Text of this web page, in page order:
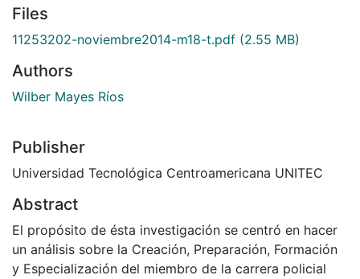
Files
11253202-noviembre2014-m18-t.pdf (2.55 MB)
Authors
Wilber Mayes Ríos
Publisher
Universidad Tecnológica Centroamericana UNITEC
Abstract
El propósito de ésta investigación se centró en hacer
un análisis sobre la Creación, Preparación, Formación
y Especialización del miembro de la carrera policial